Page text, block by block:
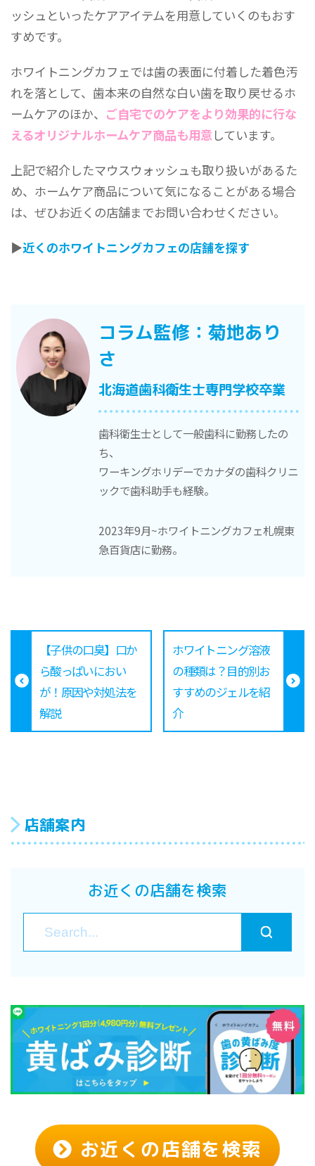
ッシュといったケアアイテムを用意していくのもおす
すめです。
ホワイトニングカフェでは歯の表面に付着した着色汚
れを落として、歯本来の自然な白い歯を取り戻せるホ
ームケアのほか、 ご自宅でのケアをより効果的に行な
えるオリジナルホームケア商品も用意しています。
上記で紹介したマウスウォッシュも取り扱いがあるた
め、ホームケア商品について気になることがある場合
は、ぜひお近くの店舗までお問い合わせください。
▶近くのホワイトニングカフェの店舗を探す
コラム監修：菊地あり
さ
北海道歯科衛生士専門学校卒業
歯科衛生士として一般歯科に勤務したの
ち、
ワーキングホリデーでカナダの歯科クリニ
ックで歯科助手も経験。
2023年9月~ホワイトニングカフェ札幌東
急百貨店に勤務。
【子供の口臭】口か
ら酸っぱいにおい
が！原因や対処法を
解説
ホワイトニング溶液
の種類は？目的別お
すすめのジェルを紹
介
店舗案内
お近くの店舗を検索
お近くの店舗を検索